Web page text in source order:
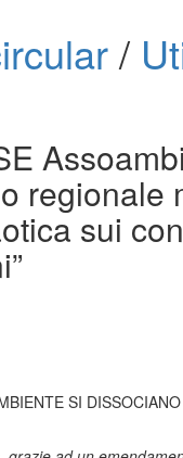
/
regionale
sui
SI